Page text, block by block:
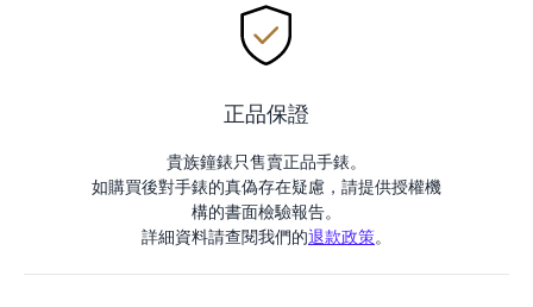
正品保證
貴族鐘錶只售賣正品手錶。
如購買後對手錶的真偽存在疑慮，請提供授權機
構的書面檢驗報告。
詳細資料請查閱我們的退款政策。